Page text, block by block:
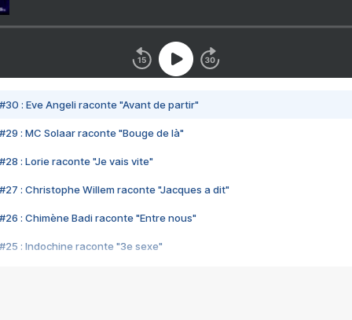
#30 : Eve Angeli raconte "Avant de partir"
#29 : MC Solaar raconte "Bouge de là"
#28 : Lorie raconte "Je vais vite"
#27 : Christophe Willem raconte "Jacques a dit"
#26 : Chimène Badi raconte "Entre nous"
#25 : Indochine raconte "3e sexe"